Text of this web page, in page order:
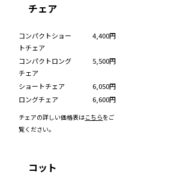
チェア
コンパクトショー
トチェア
4,400円
コンパクトロング
チェア
5,500円
ショートチェア
6,050円
ロングチェア
6,600円
チェアの詳しい価格表はこちらをご
覧ください。
コット